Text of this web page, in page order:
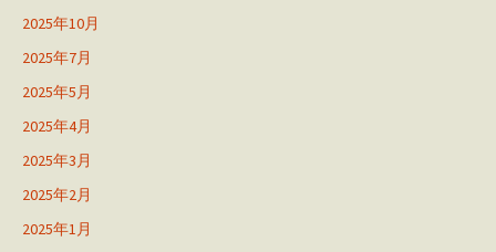
2025年10月
2025年7月
2025年5月
2025年4月
2025年3月
2025年2月
2025年1月